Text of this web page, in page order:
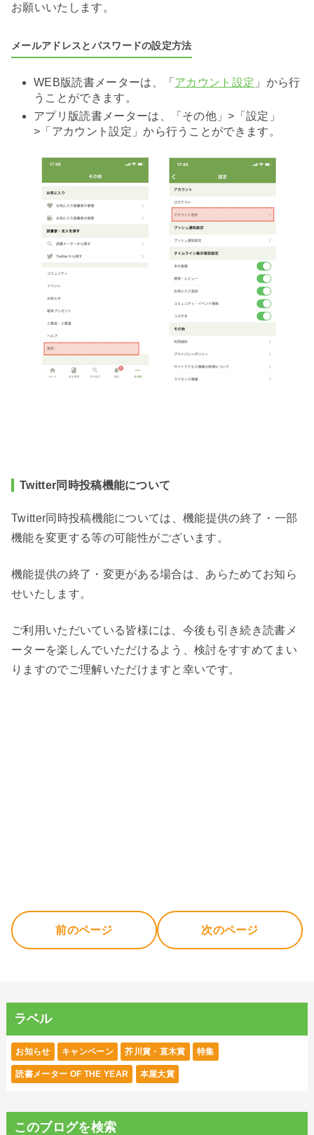
お願いいたします。
メールアドレスとパスワードの設定方法
WEB版読書メーターは、「 アカウント設定 」から行
うことができます。
アプリ版読書メーターは、「その他」>「設定」
>「アカウント設定」から行うことができます。
Twitter同時投稿機能について
Twitter同時投稿機能については、機能提供の終了・一部
機能を変更する等の可能性がございます。
機能提供の終了・変更がある場合は、あらためてお知ら
せいたします。
ご利用いただいている皆様には、今後も引き続き読書メ
ーターを楽しんでいただけるよう、検討をすすめてまい
りますのでご理解いただけますと幸いです。
前のページ 次のページ
ラベル
お知らせ キャンペーン 芥川賞・直木賞 特集
読書メーター OF THE YEAR 本屋大賞
このブログを検索